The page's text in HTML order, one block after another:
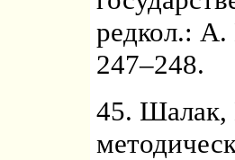
редкол.:
247–248.
45. Шалак,